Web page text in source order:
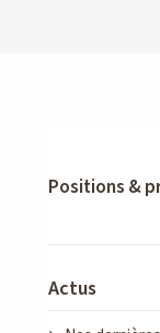
Positions &
Actus